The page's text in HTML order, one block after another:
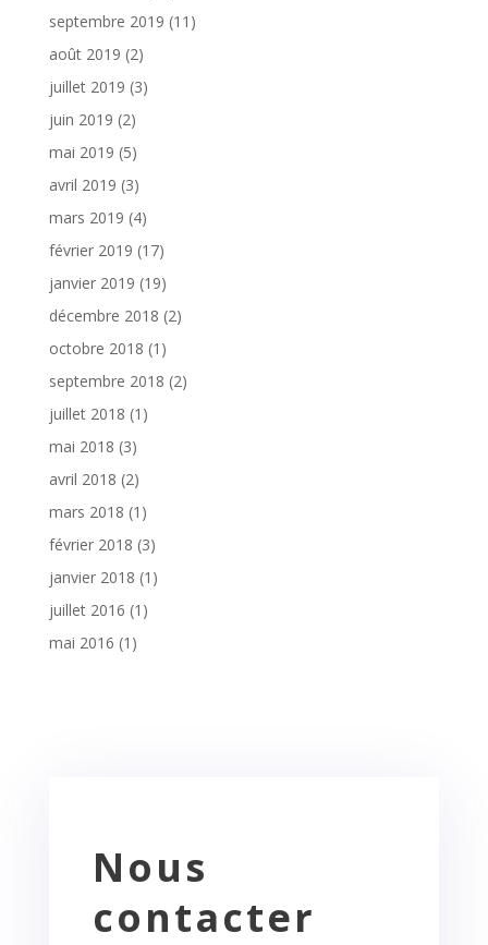
septembre 2019 (11)
août 2019 (2)
juillet 2019 (3)
juin 2019 (2)
mai 2019 (5)
avril 2019 (3)
mars 2019 (4)
février 2019 (17)
janvier 2019 (19)
décembre 2018 (2)
octobre 2018 (1)
septembre 2018 (2)
juillet 2018 (1)
mai 2018 (3)
avril 2018 (2)
mars 2018 (1)
février 2018 (3)
janvier 2018 (1)
juillet 2016 (1)
mai 2016 (1)
Nous
contacter